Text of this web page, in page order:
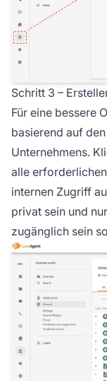
Schritt 3 –
Für eine bessere
basierend auf
Unternehmens.
alle
internen Zugriff
privat sein und
zugänglich sein